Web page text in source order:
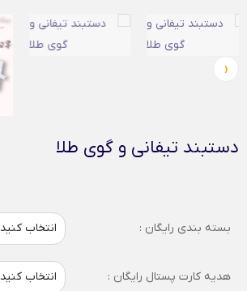
‹
دستبند تیفانی و گوی طلا
بسته بندی رایگان :
هدیه کارت پستال رایگان : انتخاب کنید